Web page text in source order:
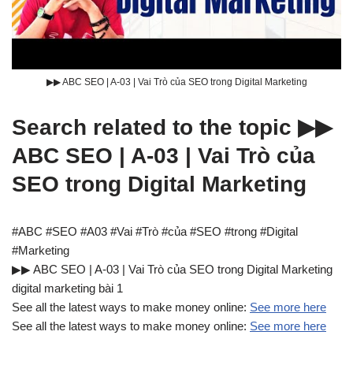
▶▶ ABC SEO | A-03 | Vai Trò của SEO trong Digital Marketing
Search related to the topic ▶▶
ABC SEO | A-03 | Vai Trò của
SEO trong Digital Marketing
#ABC #SEO #A03 #Vai #Trò #của #SEO #trong #Digital
#Marketing
▶▶ ABC SEO | A-03 | Vai Trò của SEO trong Digital Marketing
digital marketing bài 1
See all the latest ways to make money online: See more here
See all the latest ways to make money online: See more here